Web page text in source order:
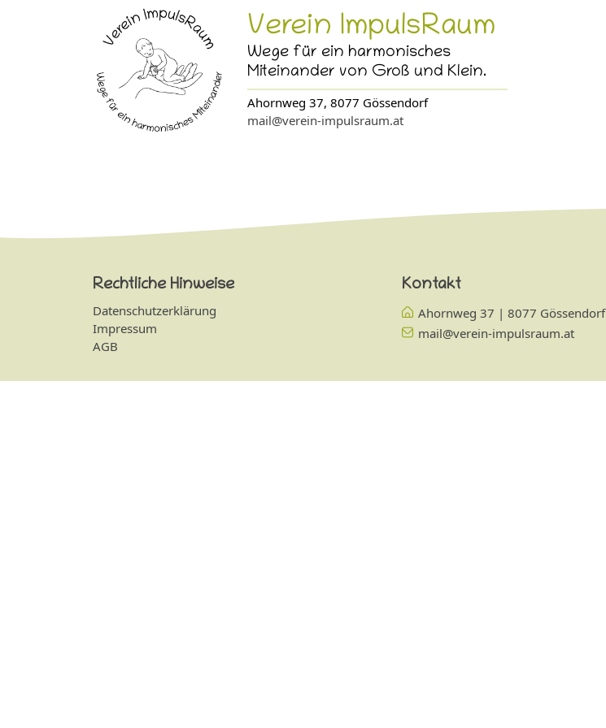
Verein ImpulsRaum
Wege für ein harmonisches
Miteinander von Groß und Klein.
Ahornweg 37, 8077 Gössendorf
mail@verein-impulsraum.at
Rechtliche Hinweise
Datenschutzerklärung
Impressum
AGB
Kontakt
Ahornweg 37 | 8077 Gössendorf
mail@verein-impulsraum.at